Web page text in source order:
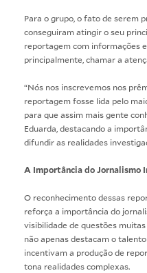
Para o grupo, o fato de serem
conseguiram atingir o seu
reportagem com informações
principalmente, chamar a
“Nós nos inscrevemos nos
reportagem fosse lida pelo
para que assim mais gente
Eduarda, destacando a
difundir as realidades
A Importância do Jornalismo
O reconhecimento dessas
reforça a importância do
visibilidade de questões
não apenas destacam o
incentivam a produção de
tona realidades complexas.